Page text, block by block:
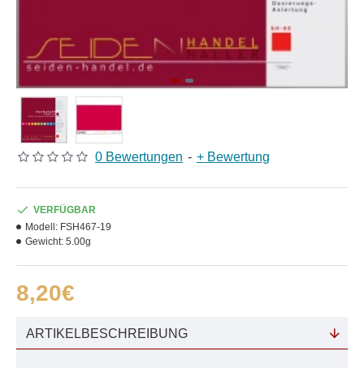
0 Bewertungen - + Bewertung
8,20€
VERFÜGBAR
Modell: FSH467-19
Gewicht: 5.00g
ARTIKELBESCHREIBUNG